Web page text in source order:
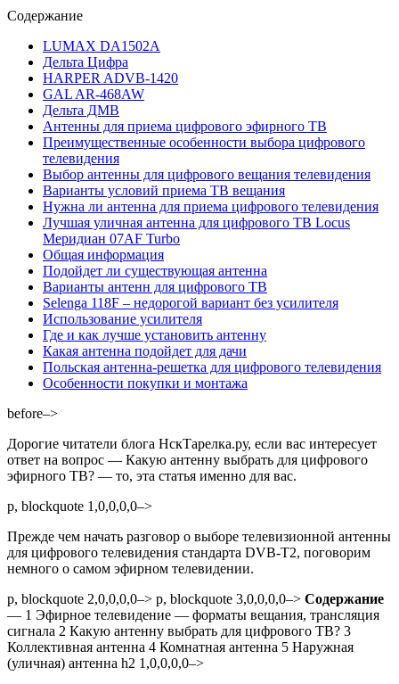
Содержание
LUMAX DA1502A
Дельта Цифра
HARPER ADVB-1420
GAL AR-468AW
Дельта ДМВ
Антенны для приема цифрового эфирного ТВ
Преимущественные особенности выбора цифрового
телевидения
Выбор антенны для цифрового вещания телевидения
Варианты условий приема ТВ вещания
Нужна ли антенна для приема цифрового телевидения
Лучшая уличная антенна для цифрового ТВ Locus
Меридиан 07AF Turbo
Общая информация
Подойдет ли существующая антенна
Варианты антенн для цифрового ТВ
Selenga 118F – недорогой вариант без усилителя
Использование усилителя
Где и как лучше установить антенну
Какая антенна подойдет для дачи
Польская антенна-решетка для цифрового телевидения
Особенности покупки и монтажа
before–>
Дорогие читатели блога НскТарелка.ру, если вас интересует
ответ на вопрос — Какую антенну выбрать для цифрового
эфирного ТВ? — то, эта статья именно для вас.
p, blockquote 1,0,0,0,0–>
Прежде чем начать разговор о выборе телевизионной антенны
для цифрового телевидения стандарта DVB-T2, поговорим
немного о самом эфирном телевидении.
p, blockquote 2,0,0,0,0–> p, blockquote 3,0,0,0,0–> Содержание
— 1 Эфирное телевидение — форматы вещания, трансляция
сигнала 2 Какую антенну выбрать для цифрового ТВ? 3
Коллективная антенна 4 Комнатная антенна 5 Наружная
(уличная) антенна h2 1,0,0,0,0–>